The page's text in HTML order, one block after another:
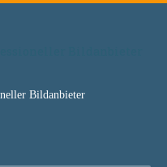
Bildanbieter